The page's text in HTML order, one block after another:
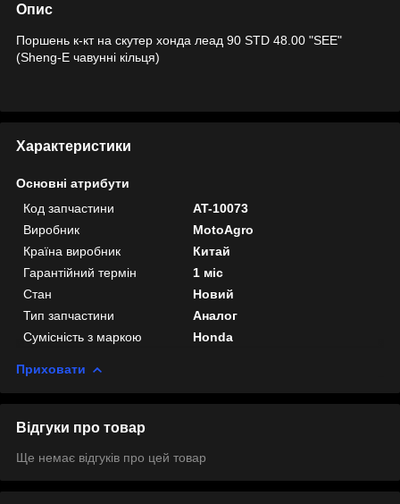
Опис
Поршень к-кт на скутер хонда леад 90 STD 48.00 "SEE"
(Sheng-E чавунні кільця)
Характеристики
Основні атрибути
Код запчастини
AT-10073
Виробник
MotoAgro
Країна виробник
Китай
Гарантійний термін
1 міс
Стан
Новий
Тип запчастини
Аналог
Сумісність з маркою
Honda
Приховати
Відгуки про товар
Ще немає відгуків про цей товар